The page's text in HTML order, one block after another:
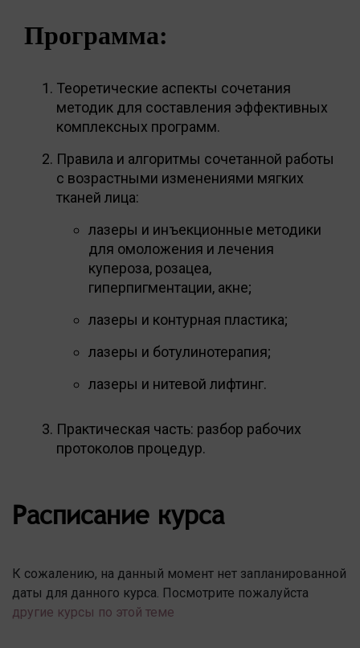
Программа:
Теоретические аспекты сочетания
методик для составления эффективных
комплексных программ.
Правила и алгоритмы сочетанной работы
с возрастными изменениями мягких
тканей лица:
лазеры и инъекционные методики
для омоложения и лечения
купероза, розацеа,
гиперпигментации, акне;
лазеры и контурная пластика;
лазеры и ботулинотерапия;
лазеры и нитевой лифтинг.
Практическая часть: разбор рабочих
протоколов процедур.
Расписание курса
К сожалению, на данный момент нет запланированной
даты для данного курса. Посмотрите пожалуйста
другие курсы по этой теме